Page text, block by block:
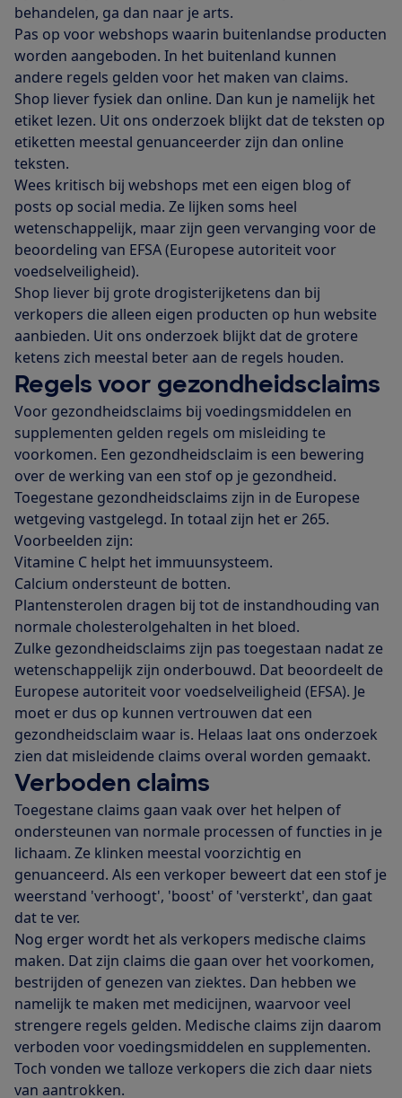
behandelen, ga dan naar je arts.
Pas op voor webshops waarin buitenlandse producten
worden aangeboden. In het buitenland kunnen
andere regels gelden voor het maken van claims.
Shop liever fysiek dan online. Dan kun je namelijk het
etiket lezen. Uit ons onderzoek blijkt dat de teksten op
etiketten meestal genuanceerder zijn dan online
teksten.
Wees kritisch bij webshops met een eigen blog of
posts op social media. Ze lijken soms heel
wetenschappelijk, maar zijn geen vervanging voor de
beoordeling van EFSA (Europese autoriteit voor
voedselveiligheid).
Shop liever bij grote drogisterijketens dan bij
verkopers die alleen eigen producten op hun website
aanbieden. Uit ons onderzoek blijkt dat de grotere
ketens zich meestal beter aan de regels houden.
Regels voor gezondheidsclaims
Voor gezondheidsclaims bij voedingsmiddelen en
supplementen gelden regels om misleiding te
voorkomen. Een gezondheidsclaim is een bewering
over de werking van een stof op je gezondheid.
Toegestane gezondheidsclaims zijn in de Europese
wetgeving vastgelegd. In totaal zijn het er 265.
Voorbeelden zijn:
Vitamine C helpt het immuunsysteem.
Calcium ondersteunt de botten.
Plantensterolen dragen bij tot de instandhouding van
normale cholesterolgehalten in het bloed.
Zulke gezondheidsclaims zijn pas toegestaan nadat ze
wetenschappelijk zijn onderbouwd. Dat beoordeelt de
Europese autoriteit voor voedselveiligheid (EFSA). Je
moet er dus op kunnen vertrouwen dat een
gezondheidsclaim waar is. Helaas laat ons onderzoek
zien dat misleidende claims overal worden gemaakt.
Verboden claims
Toegestane claims gaan vaak over het helpen of
ondersteunen van normale processen of functies in je
lichaam. Ze klinken meestal voorzichtig en
genuanceerd. Als een verkoper beweert dat een stof je
weerstand 'verhoogt', 'boost' of 'versterkt', dan gaat
dat te ver.
Nog erger wordt het als verkopers medische claims
maken. Dat zijn claims die gaan over het voorkomen,
bestrijden of genezen van ziektes. Dan hebben we
namelijk te maken met medicijnen, waarvoor veel
strengere regels gelden. Medische claims zijn daarom
verboden voor voedingsmiddelen en supplementen.
Toch vonden we talloze verkopers die zich daar niets
van aantrokken.